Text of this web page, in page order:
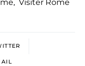
, Visiter Rome